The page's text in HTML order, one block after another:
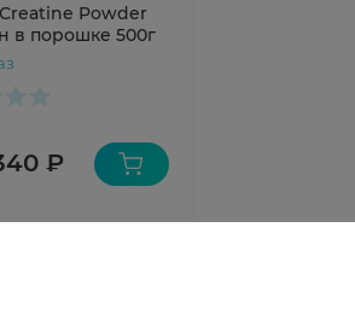
Powder
в порошке 500г
₽